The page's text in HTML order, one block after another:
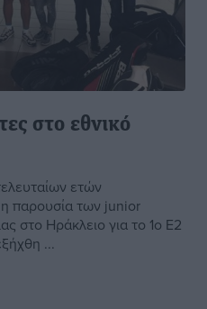
στο εθνικό
ετών
παρουσία των junior
στο Ηράκλειο για το 1ο Ε2
...